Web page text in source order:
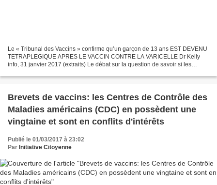
Le « Tribunal des Vaccins » confirme qu’un garçon de 13 ans EST DEVENU
TETRAPLEGIQUE APRES LE VACCIN CONTRE LA VARICELLE Dr Kelly
info, 31 janvier 2017 (extraits) Le débat sur la question de savoir si les
Brevets de vaccins: les Centres de Contrôle des
Maladies américains (CDC) en possèdent une
vingtaine et sont en conflits d'intérêts
Publié le 01/03/2017 à 23:02
Par Initiative Citoyenne